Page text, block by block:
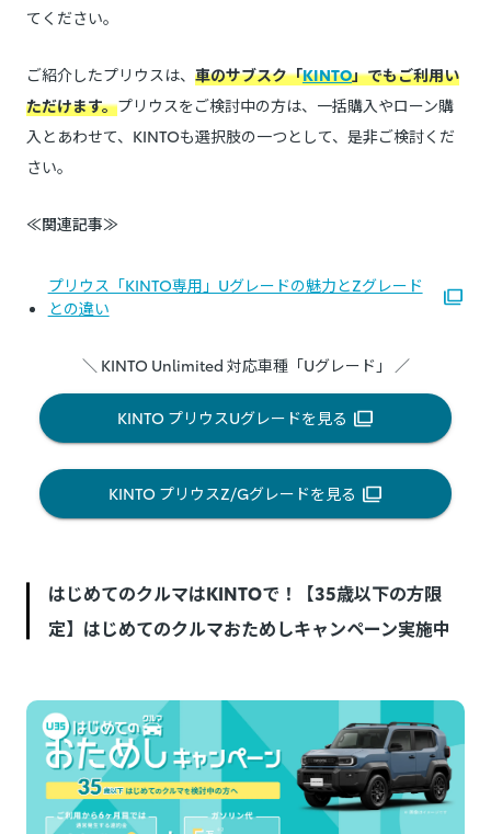
てください。
ご紹介したプリウスは、 車のサブスク「KINTO」でもご利用い
ただけます。プリウスをご検討中の方は、一括購入やローン購
入とあわせて、KINTOも選択肢の一つとして、是非ご検討くだ
さい。
≪関連記事≫
プリウス「KINTO専用」Uグレードの魅力とZグレード
との違い
＼ KINTO Unlimited 対応車種「Uグレード」 ／
KINTO プリウスUグレードを見る
KINTO プリウスZ/Gグレードを見る
はじめてのクルマはKINTOで！【35歳以下の方限
定】はじめてのクルマおためしキャンペーン実施中